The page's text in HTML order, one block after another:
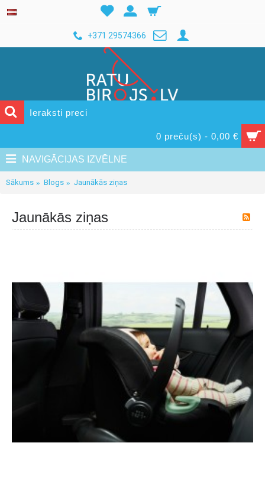
+371 29574366
0 preču(s) - 0,00 €
NAVIGĀCIJAS IZVĒLNE
Sākums Blogs Jaunākās ziņas
Jaunākās ziņas